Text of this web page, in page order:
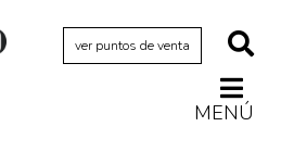
ver puntos de venta
MENÚ